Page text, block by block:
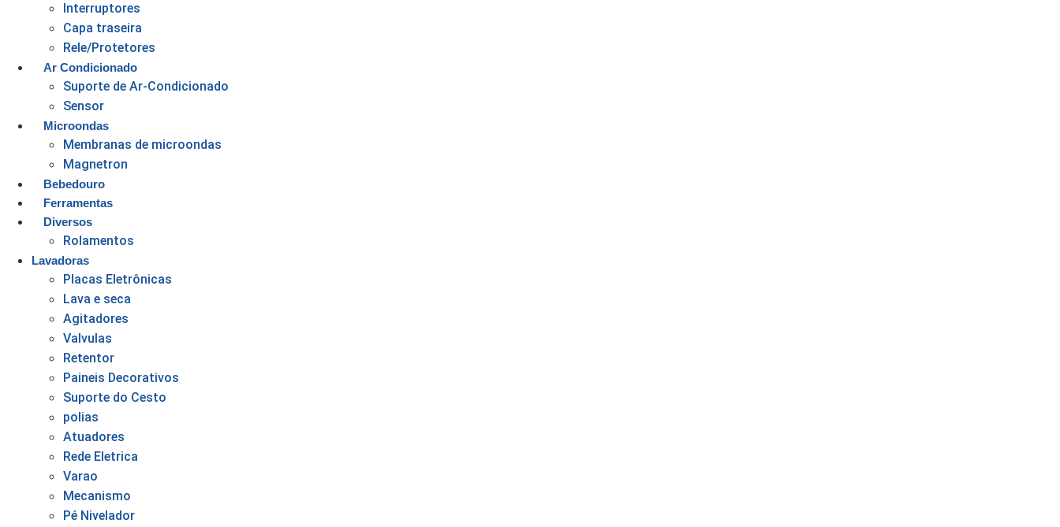
Interruptores
Capa traseira
Rele/Protetores
Ar Condicionado
Suporte de Ar-Condicionado
Sensor
Microondas
Membranas de microondas
Magnetron
Bebedouro
Ferramentas
Diversos
Rolamentos
Lavadoras
Placas Eletrônicas
Lava e seca
Agitadores
Valvulas
Retentor
Paineis Decorativos
Suporte do Cesto
polias
Atuadores
Rede Eletrica
Varao
Mecanismo
Pé Nivelador